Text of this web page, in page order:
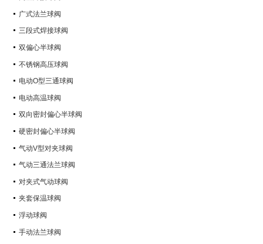
广式法兰球阀
三段式焊接球阀
双偏心半球阀
不锈钢高压球阀
电动O型三通球阀
电动高温球阀
双向密封偏心半球阀
硬密封偏心半球阀
气动V型对夹球阀
气动三通法兰球阀
对夹式气动球阀
夹套保温球阀
浮动球阀
手动法兰球阀